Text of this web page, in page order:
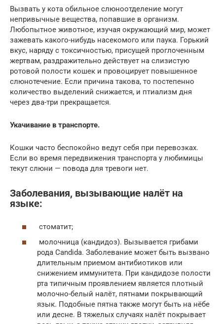
Вызвать у кота обильное слюноотделение могут
непривычные вещества, попавшие в организм.
Любопытное животное, изучая окружающий мир, может
зажевать какого-нибудь насекомого или паука. Горький
вкус, наряду с токсичностью, присущей проглоченным
жертвам, раздражительно действует на слизистую
ротовой полости кошек и провоцирует повышенное
слюнотечение. Если причина такова, то постепенно
количество выделений снижается, и птиализм дня
через два-три прекращается.
Укачивание в транспорте.
Кошки часто беспокойно ведут себя при перевозках.
Если во время передвижения транспорта у любимицы
текут слюни — повода для тревоги нет.
Заболевания, вызывающие налёт на
языке:
стоматит;
молочница (кандидоз). Вызывается грибами
рода Candida. Заболевание может быть вызвано
длительным приемом антибиотиков или
снижением иммунитета. При кандидозе полости
рта типичным проявлением является плотный
молочно-белый налёт, пятнами покрывающий
язык. Подобные пятна также могут быть на нёбе
или десне. В тяжелых случаях налёт покрывает